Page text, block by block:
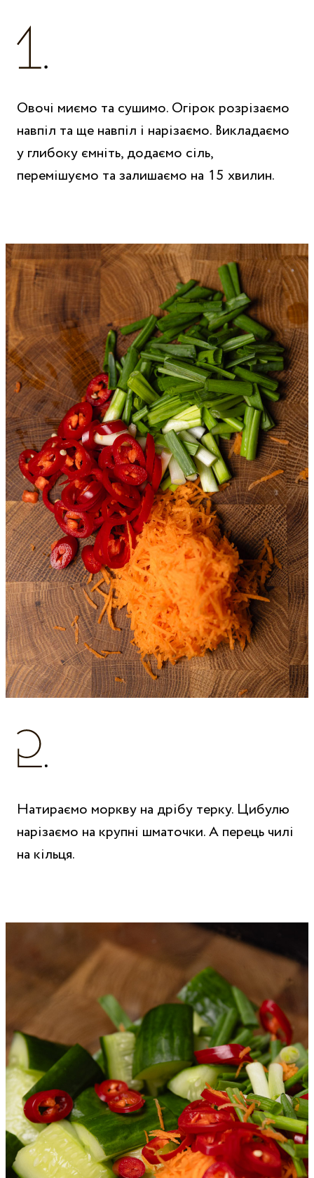
Овочі миємо та сушимо. Огірок розрізаємо
навпіл та ще навпіл і нарізаємо. Викладаємо
у глибоку ємніть, додаємо сіль,
перемішуємо та залишаємо на 15 хвилин.
Натираємо моркву на дрібу терку. Цибулю
нарізаємо на крупні шматочки. А перець чилі
на кільця.